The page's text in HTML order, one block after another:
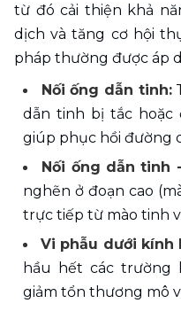
từ đó cải thiện khả
dịch và tăng cơ hội
pháp thường được áp
Nối ống dẫn tinh:
dẫn tinh bị tắc hoặc
giúp phục hồi đường
Nối ống dẫn tinh
nghẽn ở đoạn cao
trực tiếp từ mào tinh
Vi phẫu dưới kính
hầu hết các trường
giảm tổn thương mô